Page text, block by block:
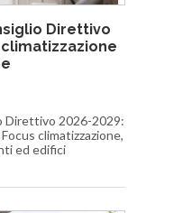
Direttivo
climatizzazione
Direttivo 2026-2029:
climatizzazione,
ed edifici